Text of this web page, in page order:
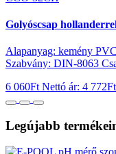
Golyóscsap
Alapanyag: kemény
Szabvány: DIN-8063
6 060Ft Nettó ár: 4 772Ft
Legújabb